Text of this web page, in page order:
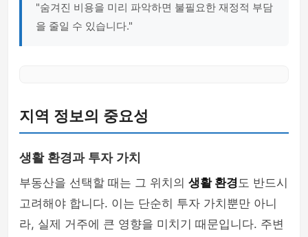
"숨겨진 비용을 미리 파악하면 불필요한 재정적 부담
을 줄일 수 있습니다."
지역 정보의 중요성
생활 환경과 투자 가치
부동산을 선택할 때는 그 위치의 생활 환경도 반드시
고려해야 합니다. 이는 단순히 투자 가치뿐만 아니
라, 실제 거주에 큰 영향을 미치기 때문입니다. 주변